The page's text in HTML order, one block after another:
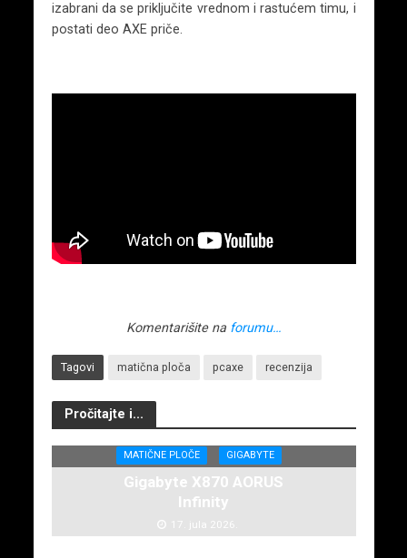
izabrani da se priključite vrednom i rastućem timu, i
postati deo AXE priče.
Komentarišite na forumu…
Tagovi matična ploča pcaxe recenzija
Pročitajte i...
MATIČNE PLOČE GIGABYTE
Gigabyte X870 AORUS
Infinity
17. jula 2026.